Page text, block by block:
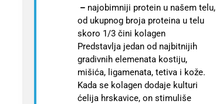
– najobimniji protein u našem telu,
od ukupnog broja proteina u telu
skoro 1/3 čini kolagen
Predstavlja jedan od najbitnijih
gradivnih elemenata kostiju,
mišića, ligamenata, tetiva i kože.
Kada se kolagen dodaje kulturi
ćelija hrskavice, on stimuliše